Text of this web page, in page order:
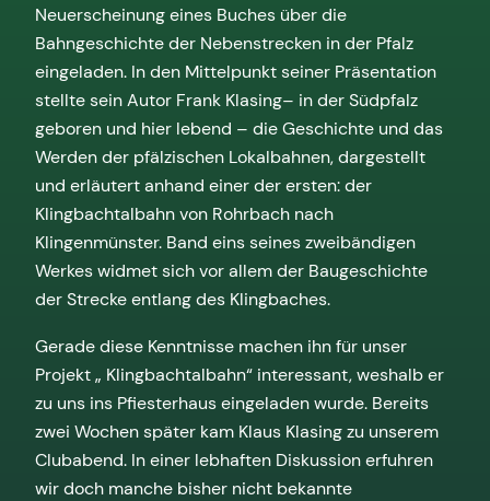
Neuerscheinung eines Buches über die
Bahngeschichte der Nebenstrecken in der Pfalz
eingeladen. In den Mittelpunkt seiner Präsentation
stellte sein Autor Frank Klasing– in der Südpfalz
geboren und hier lebend – die Geschichte und das
Werden der pfälzischen Lokalbahnen, dargestellt
und erläutert anhand einer der ersten: der
Klingbachtalbahn von Rohrbach nach
Klingenmünster. Band eins seines zweibändigen
Werkes widmet sich vor allem der Baugeschichte
der Strecke entlang des Klingbaches.
Gerade diese Kenntnisse machen ihn für unser
Projekt „ Klingbachtalbahn“ interessant, weshalb er
zu uns ins Pfiesterhaus eingeladen wurde. Bereits
zwei Wochen später kam Klaus Klasing zu unserem
Clubabend. In einer lebhaften Diskussion erfuhren
wir doch manche bisher nicht bekannte